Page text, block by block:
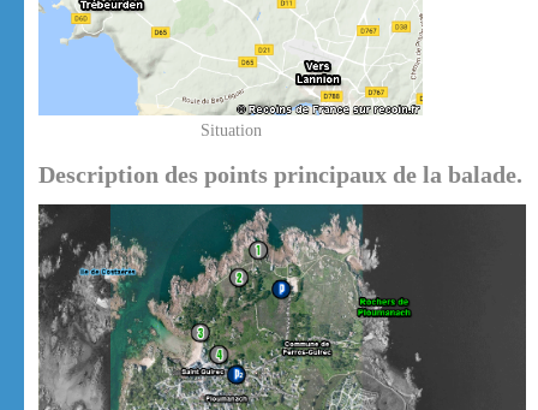
Situation
Description des points principaux de la balade.